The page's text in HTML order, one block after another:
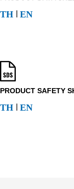
TH l EN
PRODUCT SAFETY
TH l EN